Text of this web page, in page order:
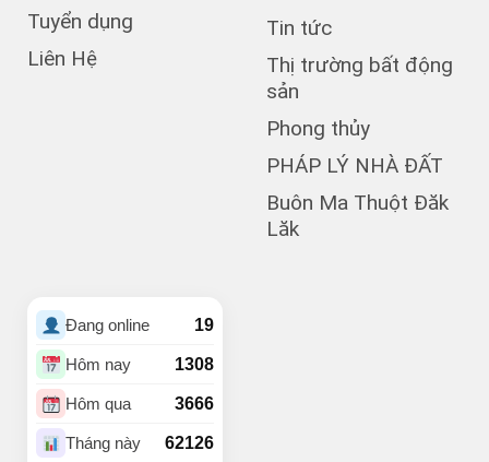
Bạch Đằng (1)
Bùi Hữu Nghĩa (1)
Bùi Huy Bích(3)
Buôn Hrat
BUÔN HUÊ (4)
Buôn Ju(20)
Buôn KBu
Buôn Ko Đung(1)
Buôn Komleo(4)
Tuyển dụng
Liên Hệ
Tin tức
Thị trường bất động
sản
Phong thủy
PHÁP LÝ NHÀ ĐẤT
Buôn Ma Thuột Đăk
Lăk
Đang online 19
Hôm nay 1308
Hôm qua 3666
Tháng này 62126